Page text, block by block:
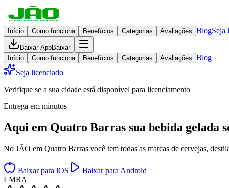
Início Como funciona Benefícios Categorias Avaliações BlogSeja
Baixar AppBaixar
Início
Como funciona Benefícios Categorias Avaliações Blog
Seja licenciado
Verifique se a sua cidade está disponível para licenciamento
Entrega em minutos
Aqui em Quatro Barras sua bebida gelada
No JÃO em Quatro Barras você tem todas as marcas de cervejas,
Baixar para iOS
Baixar para Android
LMRA